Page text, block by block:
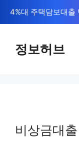
텐
4%대 주택담보대출
정보허브
비상금대